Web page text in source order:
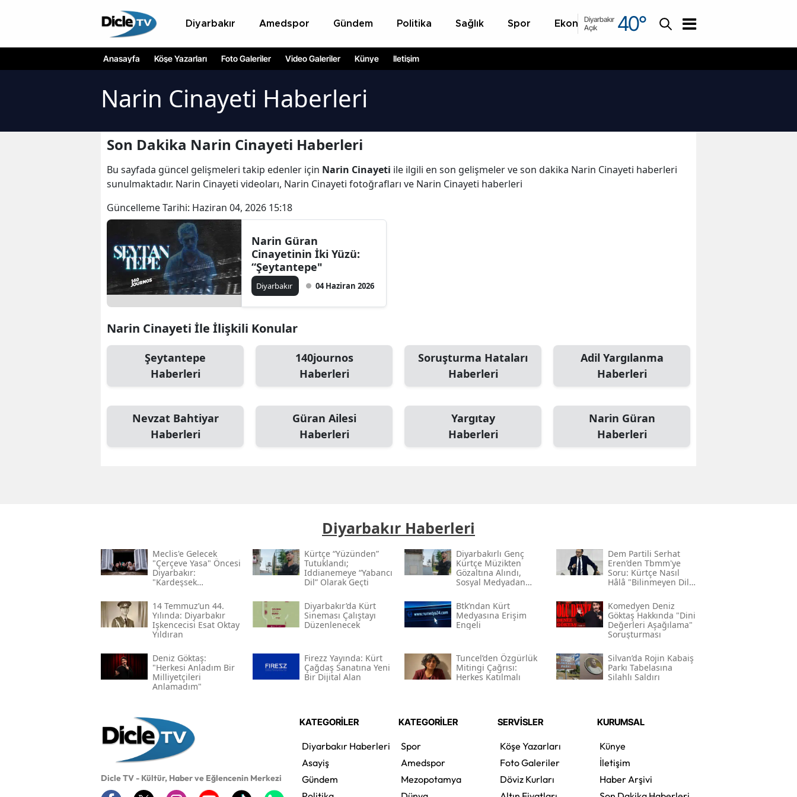
Diyarbakır Amedspor Gündem Politika Sağlık Spor Ekonomi Asayiş
Diyarbakır
Açık
40°
Anasayfa Köşe Yazarları Foto Galeriler Video Galeriler Künye İletişim
Narin Cinayeti Haberleri
Son Dakika Narin Cinayeti Haberleri
Bu sayfada güncel gelişmeleri takip edenler için Narin Cinayeti ile ilgili en son gelişmeler ve son dakika Narin Cinayeti haberleri
sunulmaktadır. Narin Cinayeti videoları, Narin Cinayeti fotoğrafları ve Narin Cinayeti haberleri
Güncelleme Tarihi: Haziran 04, 2026 15:18
Narin Güran
Cinayetinin İki Yüzü:
“Şeytantepe"
Diyarbakır 04 Haziran 2026
Narin Cinayeti İle İlişkili Konular
Şeytantepe
Haberleri
140journos
Haberleri
Soruşturma Hataları
Haberleri
Adil Yargılanma
Haberleri
Nevzat Bahtiyar
Haberleri
Güran Ailesi
Haberleri
Yargıtay
Haberleri
Narin Güran
Haberleri
Diyarbakır Haberleri
Meclis'e Gelecek
"çerçeve Yasa" Öncesi
Diyarbakır:
"kardeşsek
Kürtçe “yüzünden”
Tutuklandı;
Iddianemeye “yabancı
Dil” Olarak Geçti
Diyarbakırlı Genç
Kürtçe Müzikten
Gözaltına Alındı,
Sosyal Medyadan
Dem Partili Serhat
Eren’den Tbmm'ye
Soru: Kürtçe Nasıl
Hâlâ "bilinmeyen Dil"
Gerekçesi Nedir?"
14 Temmuz’un 44.
Yılında: Diyarbakır
Işkencecisi Esat Oktay
Yıldıran
Diyarbakır’da Kürt
Sineması Çalıştayı
Düzenlenecek
Btk’ndan Kürt
Medyasına Erişim
Engeli
Komedyen Deniz
Göktaş Hakkında "dini
Değerleri Aşağılama"
Soruşturması
Deniz Göktaş:
"herkesi Anladım Bir
Milliyetçileri
Anlamadım"
Firezz Yayında: Kürt
Çağdaş Sanatına Yeni
Bir Dijital Alan
Tuncel’den Özgürlük
Mitingi Çağrısı:
Herkes Katılmalı
Silvan’da Rojin Kabaiş
Parkı Tabelasına
Silahlı Saldırı
Dicle TV - Kültür, Haber ve Eğlencenin Merkezi
KATEGORİLER
Diyarbakır Haberleri
Asayiş
Gündem
KATEGORİLER
Spor
Amedspor
Mezopotamya
SERVİSLER
Köşe Yazarları
Foto Galeriler
Döviz Kurları
KURUMSAL
Künye
İletişim
Haber Arşivi